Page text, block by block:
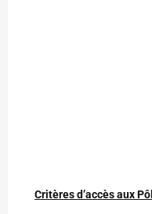
Critères d’accès aux